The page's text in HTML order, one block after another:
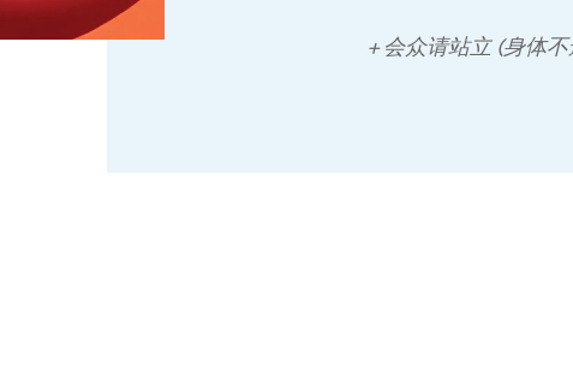
+ 会众请站立 (身体